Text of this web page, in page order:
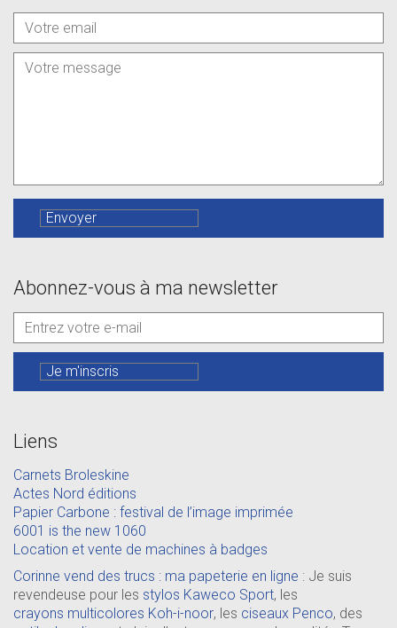
Abonnez-vous à ma newsletter
Liens
Carnets Broleskine
Actes Nord éditions
Papier Carbone : festival de l’image imprimée
6001 is the new 1060
Location et vente de machines à badges
Corinne vend des trucs : ma papeterie en ligne : Je suis
revendeuse pour les stylos Kaweco Sport, les
crayons multicolores Koh-i-noor, les ciseaux Penco, des